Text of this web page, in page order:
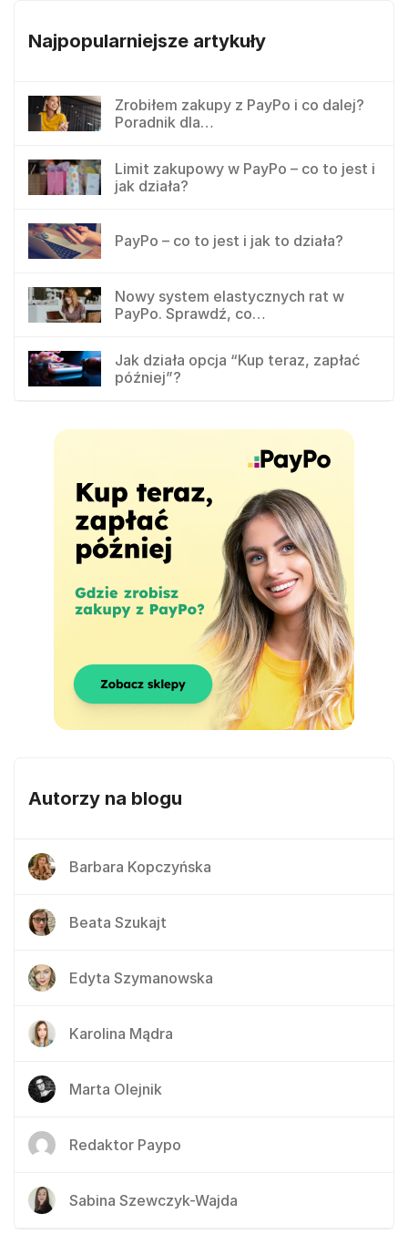
Najpopularniejsze artykuły
Zrobiłem zakupy z PayPo i co dalej?
Poradnik dla…
Limit zakupowy w PayPo – co to jest i
jak działa?
PayPo – co to jest i jak to działa?
Nowy system elastycznych rat w
PayPo. Sprawdź, co…
Jak działa opcja “Kup teraz, zapłać
później”?
Autorzy na blogu
Barbara Kopczyńska
Beata Szukajt
Edyta Szymanowska
Karolina Mądra
Marta Olejnik
Redaktor Paypo
Sabina Szewczyk-Wajda